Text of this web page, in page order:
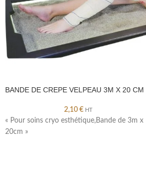
BANDE DE CREPE VELPEAU 3M X 20 CM
2,10 € HT
« Pour soins cryo esthétique,Bande de 3m x
20cm »